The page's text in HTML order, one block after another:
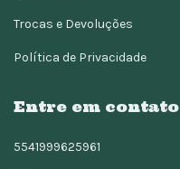
Trocas e Devoluções
Política de Privacidade
Entre em contato
5541999625961